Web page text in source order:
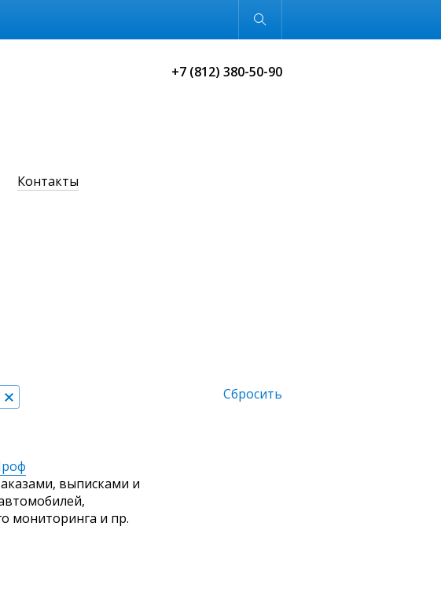
Обычная версия
+7 (812) 380-50-90
Контакты
Сбросить
выписками и
мониторинга и пр.